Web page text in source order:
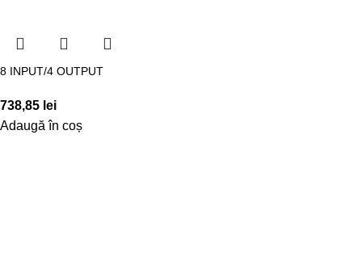
8 INPUT/4 OUTPUT
738,85 lei
Adaugă în coș